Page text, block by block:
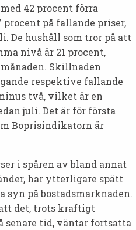
42 procent förra
procent på fallande priser,
De hushåll som tror på att
nivå är 21 procent,
Skillnaden
respektive fallande
två, vilket är en
juli. Det är för första
Boprisindikatorn är
i spåren av bland annat
har ytterligare spätt
syn på bostadsmarknaden.
det, trots kraftigt
senare tid, väntar fortsatta